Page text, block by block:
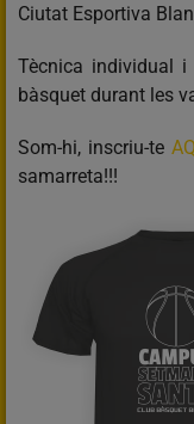
Ciutat Esportiva
Tècnica individual
bàsquet durant les
Som-hi, inscriu-te
samarreta!!!